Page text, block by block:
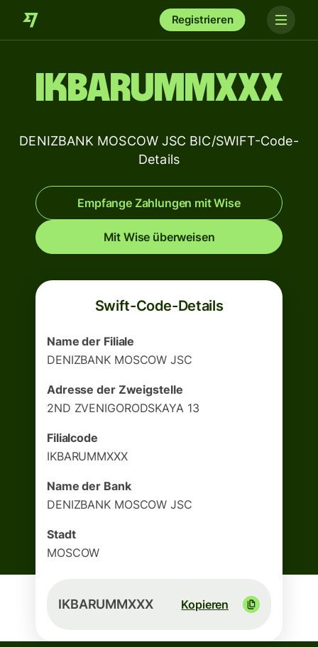
Registrieren
IKBARUMMXXX
DENIZBANK MOSCOW JSC BIC/SWIFT-Code-
Details
Empfange Zahlungen mit Wise
Mit Wise überweisen
Swift-Code-Details
Name der Filiale
DENIZBANK MOSCOW JSC
Adresse der Zweigstelle
2ND ZVENIGORODSKAYA 13
Filialcode
IKBARUMMXXX
Name der Bank
DENIZBANK MOSCOW JSC
Stadt
MOSCOW
IKBARUMMXXX Kopieren